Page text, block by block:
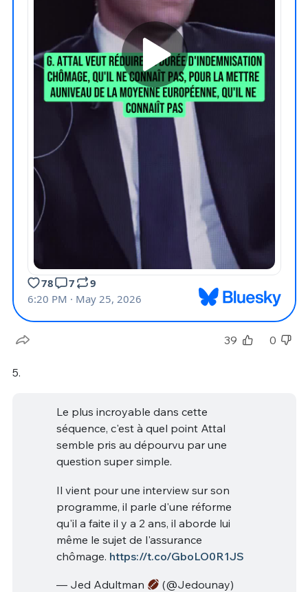
39 0
5.
Le plus incroyable dans cette
séquence, c'est à quel point Attal
semble pris au dépourvu par une
question super simple.
Il vient pour une interview sur son
programme, il parle d'une réforme
qu'il a faite il y a 2 ans, il aborde lui
même le sujet de l'assurance
chômage. https://t.co/GboLO0R1JS
— Jed Adultman (@Jedounay)